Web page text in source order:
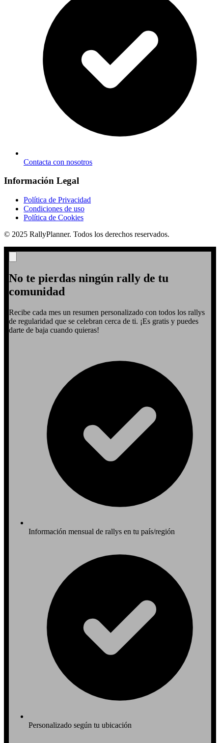
Contacta con nosotros
Información Legal
Política de Privacidad
Condiciones de uso
Política de Cookies
© 2025 RallyPlanner. Todos los derechos reservados.
No te pierdas ningún rally de tu
comunidad
Recibe cada mes un resumen personalizado con todos los rallys
de regularidad que se celebran cerca de ti. ¡Es gratis y puedes
darte de baja cuando quieras!
Información mensual de rallys en tu país/región
Personalizado según tu ubicación